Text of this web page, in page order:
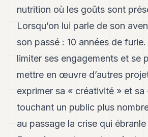
nutrition où les goûts sont
Lorsqu’on lui parle de son
son passé : 10 années de
limiter ses engagements et se
mettre en œuvre d’autres
exprimer sa « créativité » et sa
touchant un public plus
au passage la crise qui